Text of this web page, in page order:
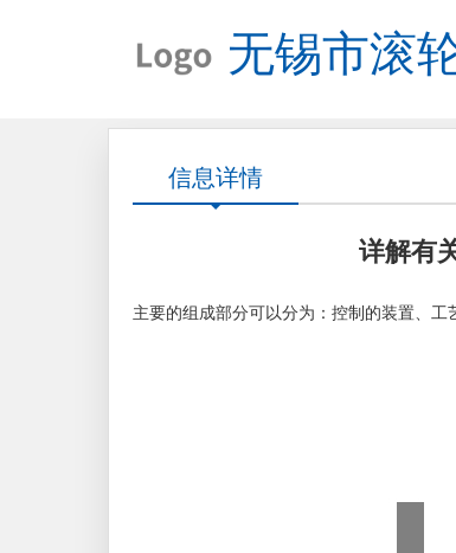
无锡市滚
信息详情
详解有
主要的组成部分可以分为：控制的装置、工